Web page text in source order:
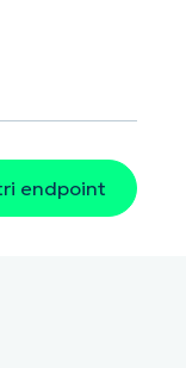
endpoint